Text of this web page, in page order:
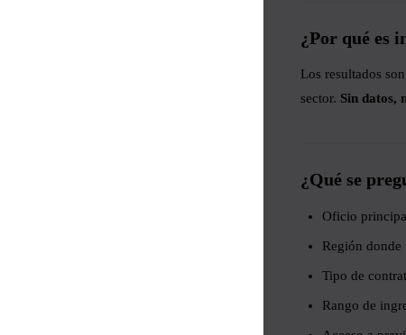
¿Por qué es
Los resultados
sector. Sin datos,
¿Qué se
Oficio
Región donde
Tipo de
Rango de